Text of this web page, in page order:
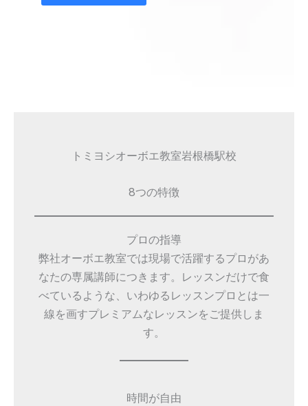
トミヨシオーボエ教室岩根橋駅校
8つの特徴
プロの指導
弊社オーボエ教室では現場で活躍するプロがあ
なたの専属講師につきます。レッスンだけで食
べているような、いわゆるレッスンプロとは一
線を画すプレミアムなレッスンをご提供しま
す。
時間が自由